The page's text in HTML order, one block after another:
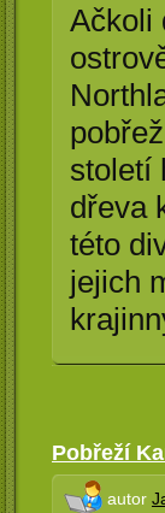
Ačkoli
století
dřeva
této
jejich
Pobřeží
autor